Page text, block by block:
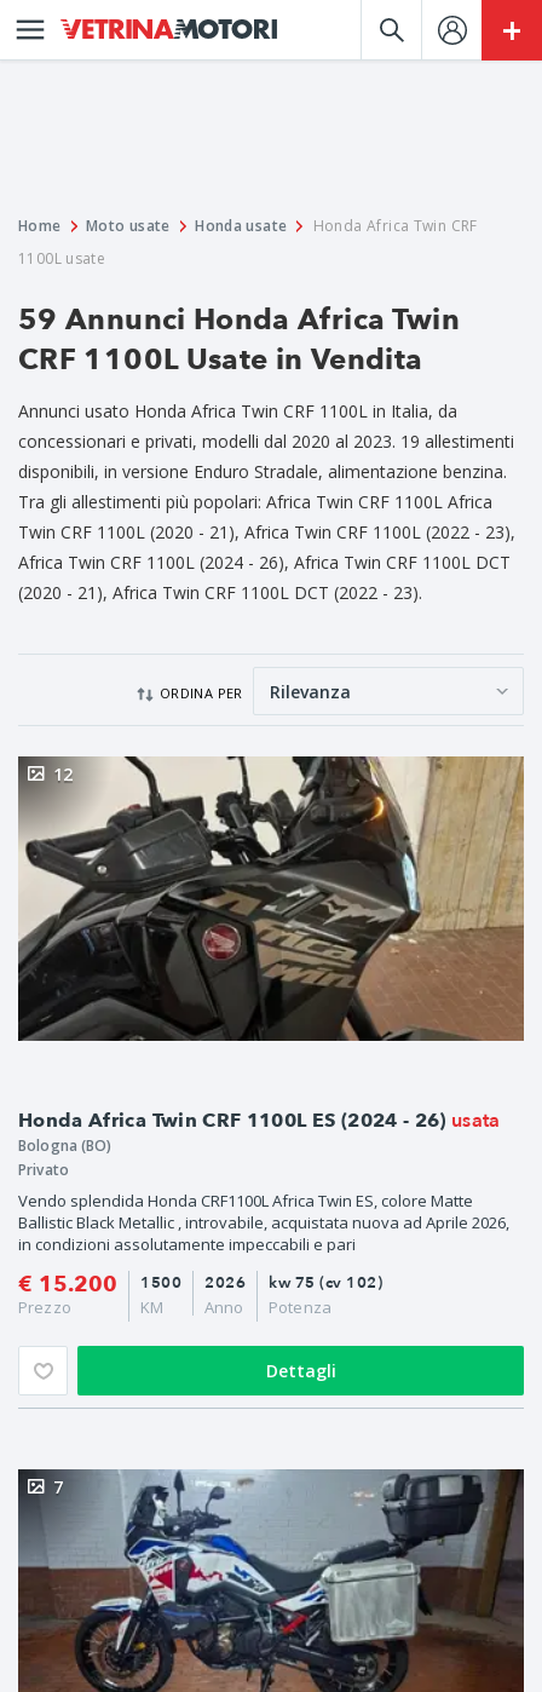
Home Moto usate Honda usate
Honda Africa Twin CRF
1100L usate
59 Annunci Honda Africa Twin
CRF 1100L Usate in Vendita
Annunci usato Honda Africa Twin CRF 1100L in Italia, da
concessionari e privati, modelli dal 2020 al 2023. 19 allestimenti
disponibili, in versione Enduro Stradale, alimentazione benzina.
Tra gli allestimenti più popolari: Africa Twin CRF 1100L Africa
Twin CRF 1100L (2020 - 21), Africa Twin CRF 1100L (2022 - 23),
Africa Twin CRF 1100L (2024 - 26), Africa Twin CRF 1100L DCT
(2020 - 21), Africa Twin CRF 1100L DCT (2022 - 23).
ORDINA PER
Honda Africa Twin CRF 1100L ES (2024 - 26) usata
12
Bologna (BO)
Privato
Vendo splendida Honda CRF1100L Africa Twin ES, colore Matte
Ballistic Black Metallic , introvabile, acquistata nuova ad Aprile 2026,
in condizioni assolutamente impeccabili e pari
€ 15.200
Prezzo
2026
Anno
1500
KM
kw 75 (cv 102)
Potenza
Dettagli
7